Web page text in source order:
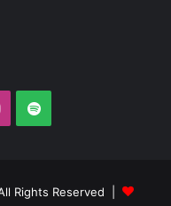
Instagram
Spotify
Rights Reserved |